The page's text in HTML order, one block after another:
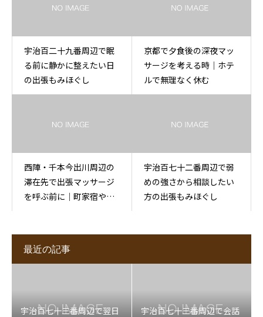
宇治百二十九番周辺で眠
る前に静かに整えたい日
の出張もみほぐし
京都で夕食後の深夜マッ
サージを考える時｜ホテ
ルで無理なく休む
西陣・千本今出川周辺の
滞在先で出張マッサージ
を呼ぶ前に｜町家宿や住
宇治百七十二番周辺で弱
めの強さから相談したい
方の出張もみほぐし
最近の記事
宇治百七十三番周辺で翌日
宇治百七十三番周辺で会話